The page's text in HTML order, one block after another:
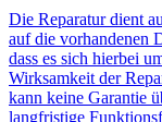
Die Reparatur dient
auf die vorhandenen
dass es sich hierbei
Wirksamkeit der
kann keine Garantie
langfristige